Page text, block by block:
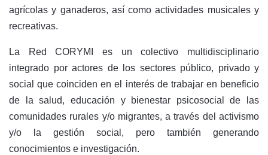
agrícolas y ganaderos, así como actividades musicales y
recreativas.
La Red CORYMI es un colectivo multidisciplinario
integrado por actores de los sectores público, privado y
social que coinciden en el interés de trabajar en beneficio
de la salud, educación y bienestar psicosocial de las
comunidades rurales y/o migrantes, a través del activismo
y/o la gestión social, pero también generando
conocimientos e investigación.